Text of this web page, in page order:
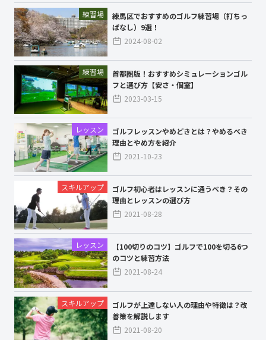
練習場
練馬区でおすすめのゴルフ練習場（打ちっ
ぱなし）9選！
2024-08-02
練習場
首都圏版！おすすめシミュレーションゴル
フと選び方【安さ・個室】
2023-03-15
レッスン
ゴルフレッスンやめどきとは？やめるべき
理由とやめ方を紹介
2021-10-23
スキルアップ
ゴルフ初心者はレッスンに通うべき？その
理由とレッスンの選び方
2021-08-28
レッスン
【100切りのコツ】ゴルフで100を切る6つ
のコツと練習方法
2021-08-24
スキルアップ
ゴルフが上達しない人の理由や特徴は？改
善策を解説します
2021-08-20